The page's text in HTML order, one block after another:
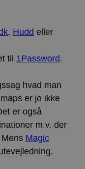
, Hudd eller
til 1Password.
hvad man
er jo ikke
er også
m.v. der
Magic
lagring
lagring
lagring
lagring
lagring
lagring